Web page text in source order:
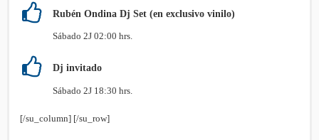
Rubén Ondina Dj Set (en exclusivo vinilo)
Sábado 2J 02:00 hrs.
Dj invitado
Sábado 2J 18:30 hrs.
[/su_column] [/su_row]